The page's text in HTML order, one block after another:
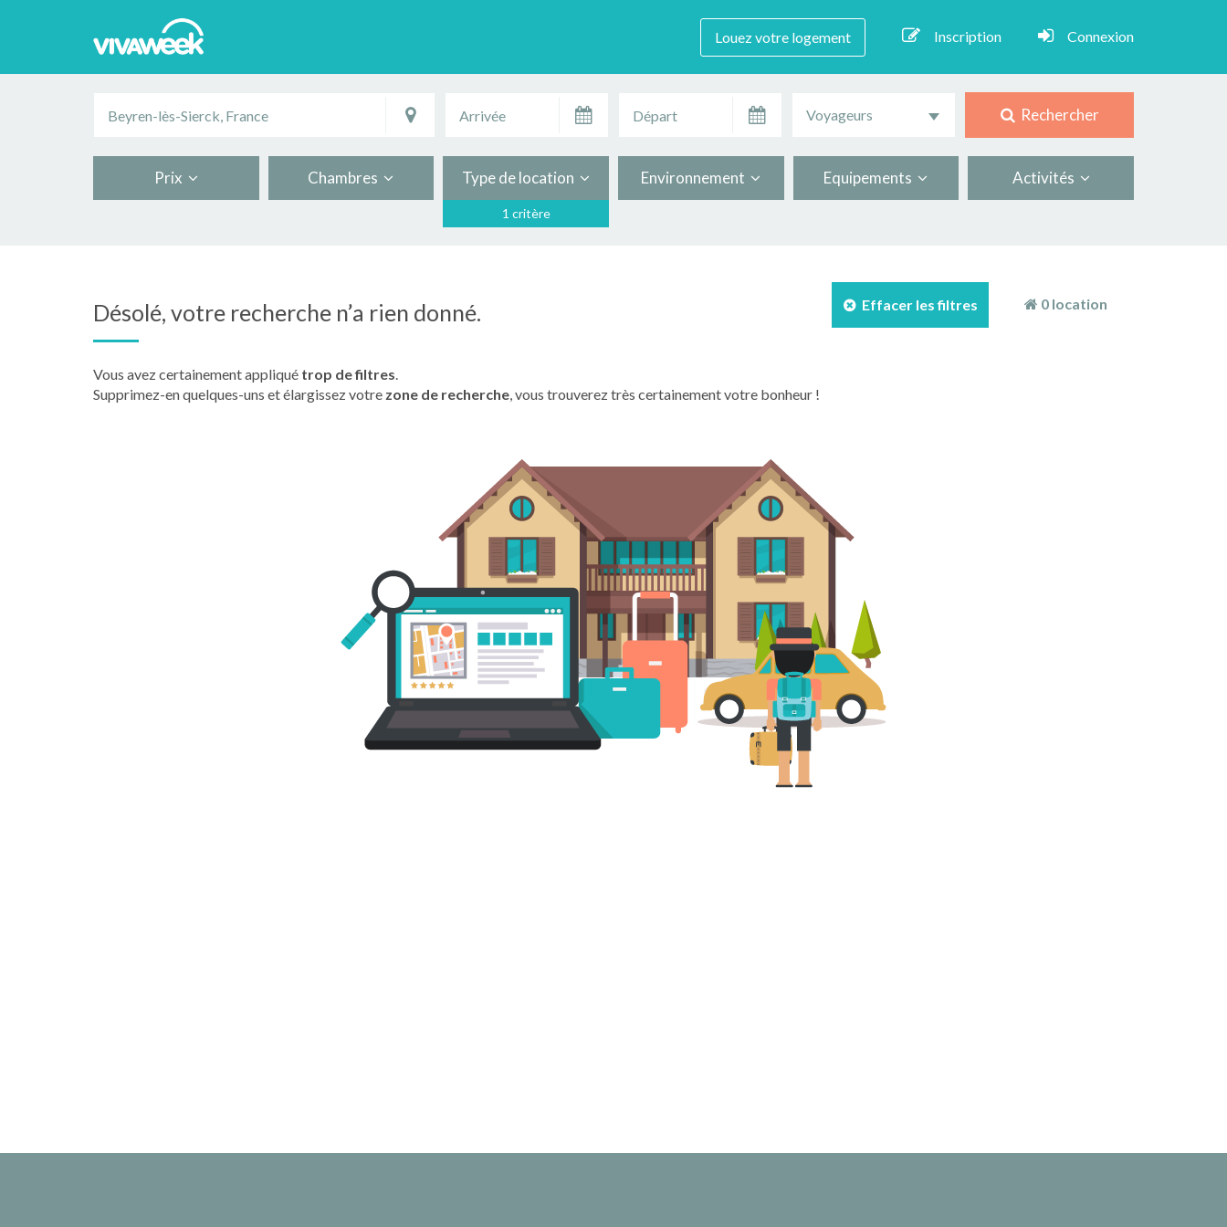
Louez votre logement Inscription Connexion
Voyageurs Rechercher
Prix Chambres Type de location
1 critère
Environnement Equipements Activités
Désolé, votre recherche n’a rien donné. Effacer les filtres 0 location
Vous avez certainement appliqué trop de filtres.
Supprimez-en quelques-uns et élargissez votre zone de recherche, vous trouverez très certainement votre bonheur !